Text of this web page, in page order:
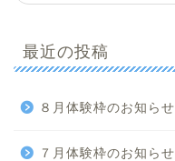
最近の投稿
８月体験枠のお知らせ
７月体験枠のお知らせ